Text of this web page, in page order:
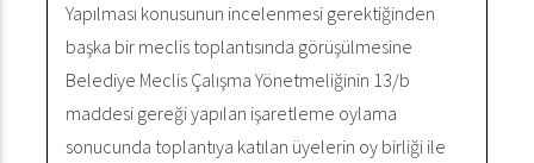
Yapılması konusunun incelenmesi gerektiğinden
başka bir meclis toplantısında görüşülmesine
Belediye Meclis Çalışma Yönetmeliğinin 13/b
maddesi gereği yapılan işaretleme oylama
sonucunda toplantıya katılan üyelerin oy birliği ile